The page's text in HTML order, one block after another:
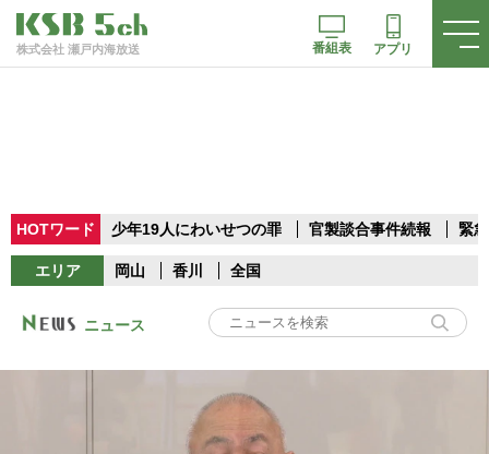
株式会社 瀬戸内海放送 番組表 アプリ
HOTワード 少年19人にわいせつの罪 官製談合事件続報 緊
エリア 岡山 香川 全国
ニュース